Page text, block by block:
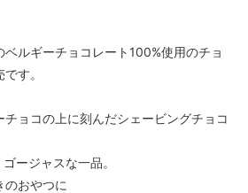
ルギーチョコレート100%使用のチョ
す。
ョコの上に刻んだシェービングチョコ
ージャスな一品。
のおやつに